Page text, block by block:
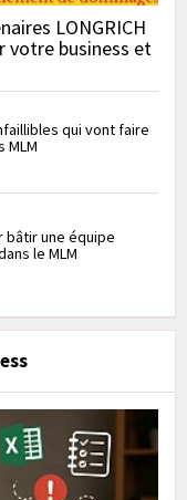
LONGRICH
votre business et
qui vont faire
bâtir une équipe
le MLM